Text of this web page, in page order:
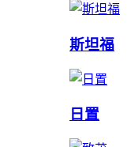
斯坦福
日置